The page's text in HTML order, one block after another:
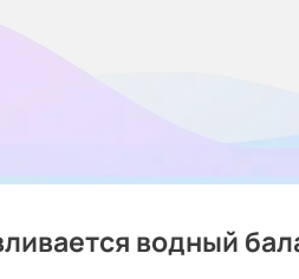
водный